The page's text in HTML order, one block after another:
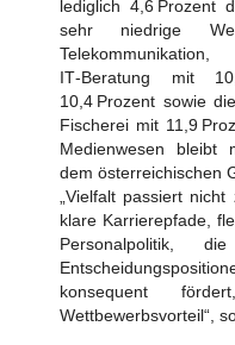
lediglich 4,6 Prozent
sehr niedrige
IT‑Beratung mit
10,4 Prozent sowie
Fischerei mit 11,9
Medienwesen bleibt
dem österreichischen
„Vielfalt passiert
klare Karrierepfade,
Personalpolitik,
konsequent
Wettbewerbsvorteil“,